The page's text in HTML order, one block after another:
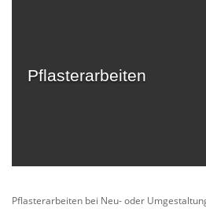
Pflasterarbeiten
Pflasterarbeiten bei Neu- oder